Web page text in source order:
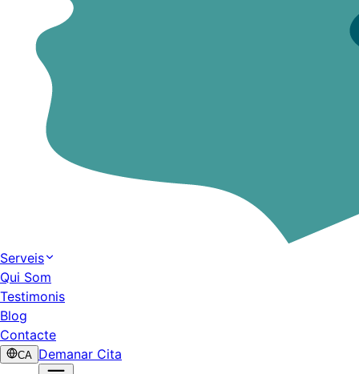
Serveis
Qui Som
Testimonis
Blog
Contacte
CA Demanar Cita